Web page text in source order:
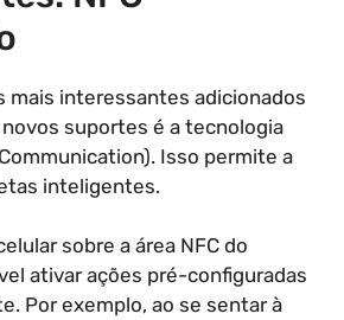
mais interessantes adicionados
suportes é a tecnologia
Isso permite a
inteligentes.
sobre a área NFC do
ativar ações pré-configuradas
Por exemplo, ao se sentar à